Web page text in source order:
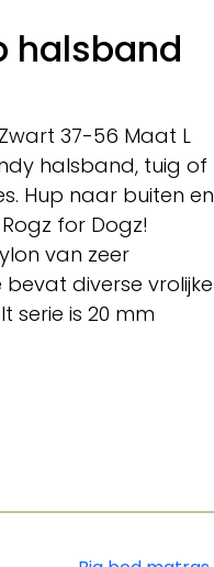
halsband
37-56 Maat L
halsband, tuig of
Hup naar buiten en
for Dogz!
van zeer
diverse vrolijke
serie is 20 mm
honden zoals de
Fanbelt halfslip
stoer over straat
en